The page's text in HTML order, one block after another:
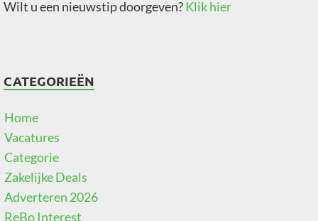
Wilt u een nieuwstip doorgeven?Klik hier
CATEGORIEËN
Home
Vacatures
Categorie
Zakelijke Deals
Adverteren 2026
ReBo Interest